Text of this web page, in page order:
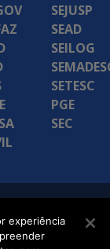
SEJUSP
SEAD
SEILOG
SETESC
PGE
SEC
experiência